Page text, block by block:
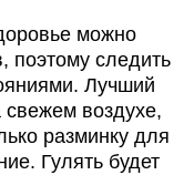
можно
поэтому следить
Лучший
воздухе,
разминку для
Гулять будет